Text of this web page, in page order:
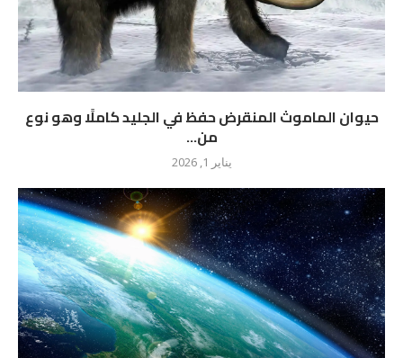
حيوان الماموث المنقرض حفظ في الجليد كاملًا وهو نوع
من...
يناير 1, 2026